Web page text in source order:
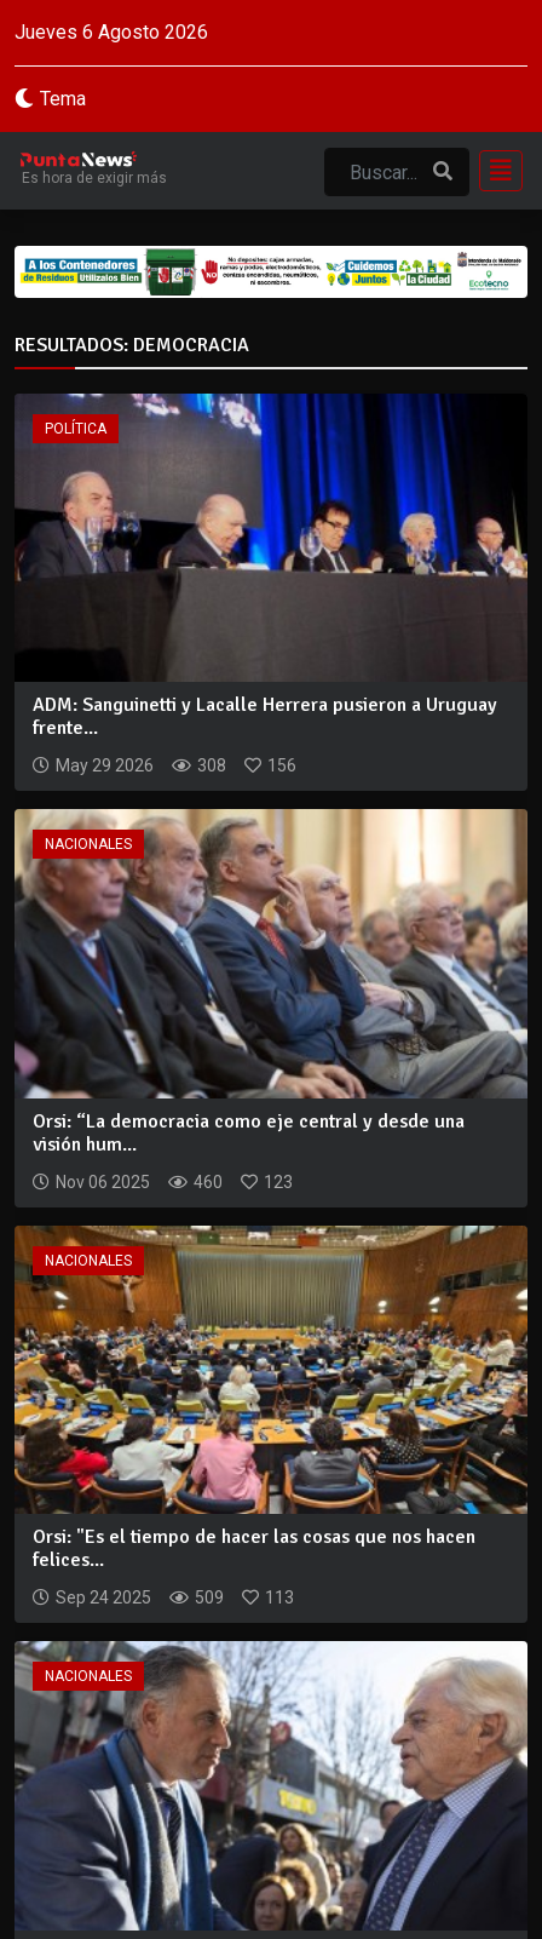
Jueves 6 Agosto 2026
Tema
Es hora de exigir más
RESULTADOS: DEMOCRACIA
POLÍTICA
ADM: Sanguinetti y Lacalle Herrera pusieron a Uruguay
frente...
May 29 2026 308 156
NACIONALES
Orsi: “La democracia como eje central y desde una
visión hum...
Nov 06 2025 460 123
NACIONALES
Orsi: "Es el tiempo de hacer las cosas que nos hacen
felices...
Sep 24 2025 509 113
NACIONALES